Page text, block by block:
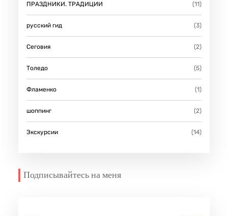
ПРАЗДНИКИ. ТРАДИЦИИ (11)
русский гид (3)
Сеговия (2)
Толедо (5)
Фламенко (1)
шоппинг (2)
Экскурсии (14)
Подписывайтесь на меня